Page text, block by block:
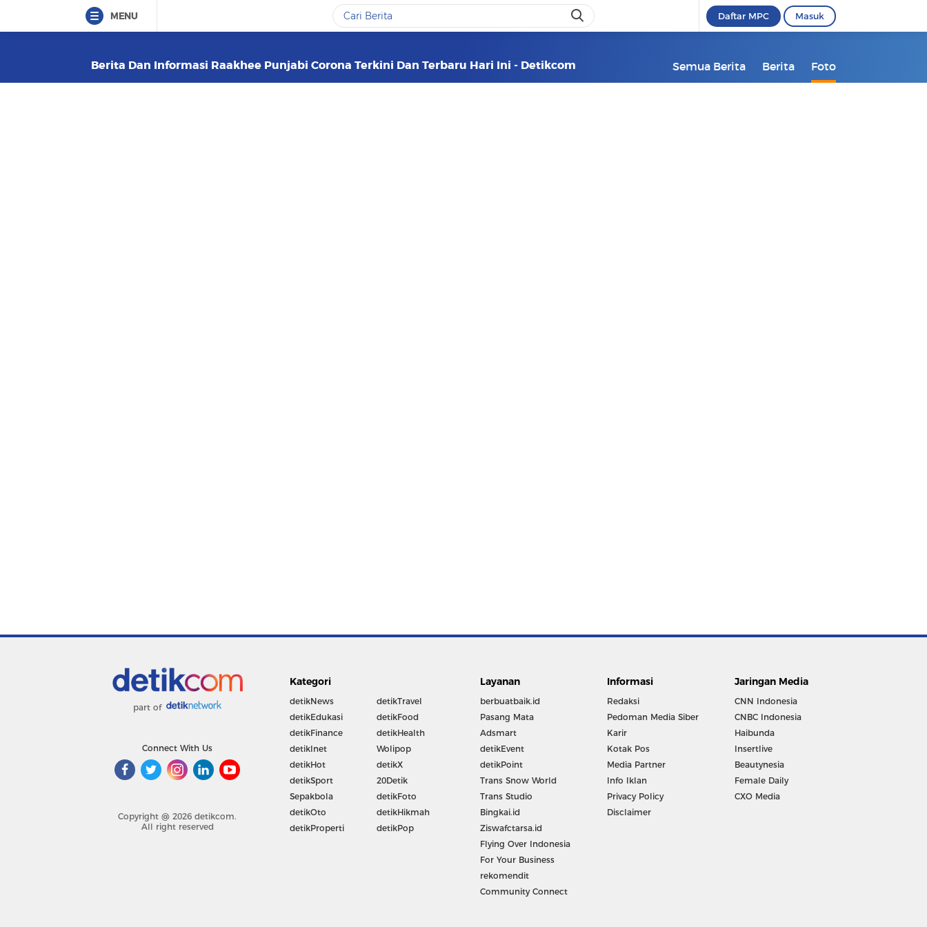
MENU Daftar MPC Masuk
Berita Dan Informasi Raakhee Punjabi Corona Terkini Dan Terbaru Hari Ini - Detikcom Semua Berita Berita Foto
part of
Connect With Us
Copyright @ 2026 detikcom.
All right reserved
Kategori
detikNews
detikEdukasi
detikFinance
detikInet
detikHot
detikSport
Sepakbola
detikOto
detikProperti
detikTravel
detikFood
detikHealth
Wolipop
detikX
20Detik
detikFoto
detikHikmah
detikPop
Layanan
berbuatbaik.id
Pasang Mata
Adsmart
detikEvent
detikPoint
Trans Snow World
Trans Studio
Bingkai.id
Ziswafctarsa.id
Flying Over Indonesia
For Your Business
rekomendit
Community Connect
Informasi
Redaksi
Pedoman Media Siber
Karir
Kotak Pos
Media Partner
Info Iklan
Privacy Policy
Disclaimer
Jaringan Media
CNN Indonesia
CNBC Indonesia
Haibunda
Insertlive
Beautynesia
Female Daily
CXO Media